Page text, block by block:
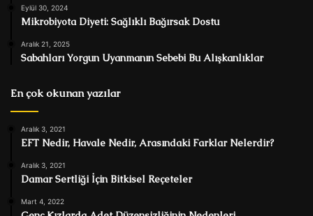
Eylül 30, 2024
Mikrobiyota Diyeti: Sağlıklı Bağırsak Dostu
Aralık 21, 2025
Sabahları Yorgun Uyanmanın Sebebi Bu Alışkanlıklar
En çok okunan yazılar
Aralık 3, 2021
EFT Nedir, Havale Nedir, Arasındaki Farklar Nelerdir?
Aralık 3, 2021
Damar Sertliği İçin Bitkisel Reçeteler
Mart 4, 2022